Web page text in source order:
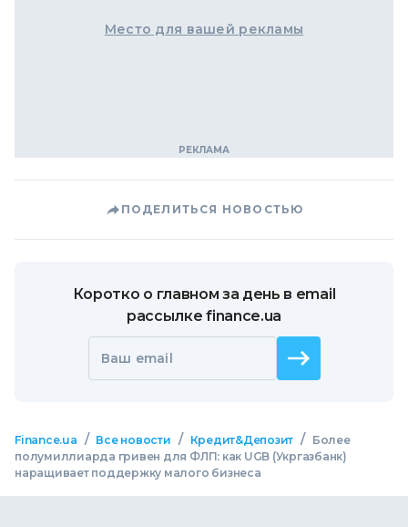
Место для вашей рекламы
ПОДЕЛИТЬСЯ НОВОСТЬЮ
Коротко о главном за день в email
рассылке finance.ua
Ваш email
Finance.ua / Все новости / Кредит&Депозит /
Более
полумиллиарда гривен для ФЛП: как UGB (Укргазбанк)
наращивает поддержку малого бизнеса